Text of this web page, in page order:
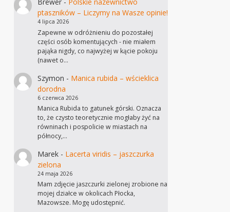
ptaszników – Liczymy na Wasze opinie!
4 lipca 2026
Zapewne w odróżnieniu do pozostałej
części osób komentujących - nie miałem
pająka nigdy, co najwyżej w kącie pokoju
(nawet o…
Szymon - Manica rubida – wścieklica
dorodna
6 czerwca 2026
Manica Rubida to gatunek górski. Oznacza
to, że czysto teoretycznie mogłaby żyć na
równinach i pospolicie w miastach na
północy,…
Marek- Lacerta viridis – jaszczurka
zielona
24 maja 2026
Mam zdjęcie jaszczurki zielonej zrobione na
mojej działce w okolicach Płocka,
Mazowsze. Mogę udostępnić.